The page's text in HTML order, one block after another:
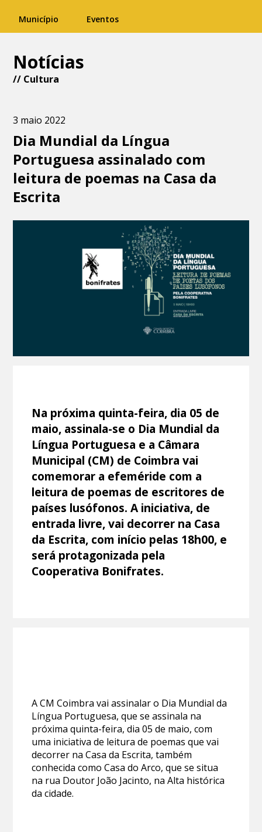
Município Eventos
Notícias
// Cultura
3 maio 2022
Dia Mundial da Língua
Portuguesa assinalado com
leitura de poemas na Casa da
Escrita
Na próxima quinta-feira, dia 05 de
maio, assinala-se o Dia Mundial da
Língua Portuguesa e a Câmara
Municipal (CM) de Coimbra vai
comemorar a efeméride com a
leitura de poemas de escritores de
países lusófonos. A iniciativa, de
entrada livre, vai decorrer na Casa
da Escrita, com início pelas 18h00, e
será protagonizada pela
Cooperativa Bonifrates.
A CM Coimbra vai assinalar o Dia Mundial da
Língua Portuguesa, que se assinala na
próxima quinta-feira, dia 05 de maio, com
uma iniciativa de leitura de poemas que vai
decorrer na Casa da Escrita, também
conhecida como Casa do Arco, que se situa
na rua Doutor João Jacinto, na Alta histórica
da cidade.